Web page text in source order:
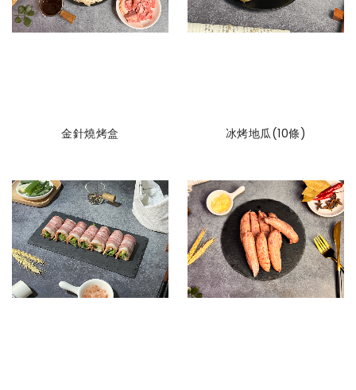
金針燒烤盒 冰烤地瓜(10條)